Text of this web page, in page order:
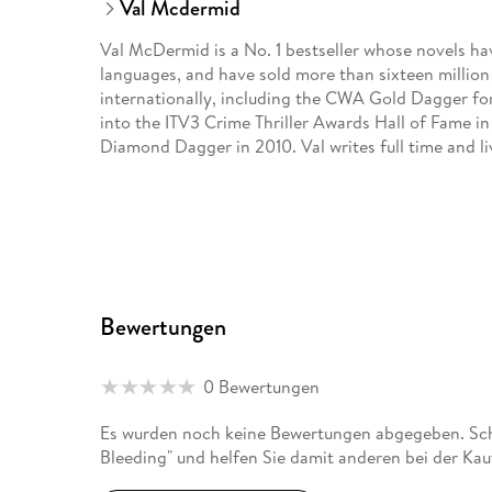
Val Mcdermid
Val McDermid is a No. 1 bestseller whose novels
languages, and have sold more than sixteen
internationally, including the CWA Gold Dagger
into the ITV3 Crime Thriller Awards Hall of Fame
Diamond Dagger in 2010. Val writes full time and
Bewertungen
0 Bewertungen
Es wurden noch keine Bewertungen abgegeben.
Bleeding" und helfen Sie damit anderen bei der